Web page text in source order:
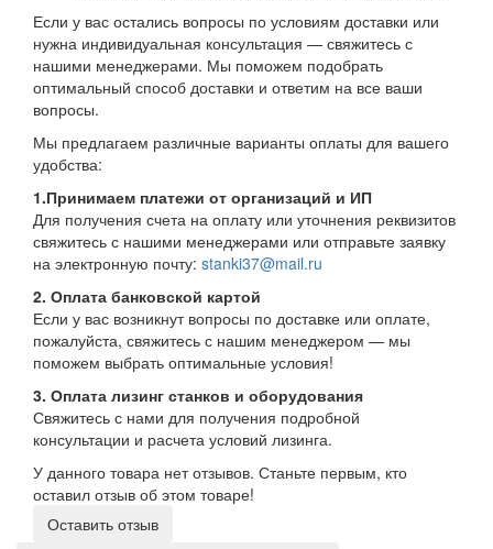
Если у вас остались вопросы по условиям доставки или
нужна индивидуальная консультация — свяжитесь с
нашими менеджерами. Мы поможем подобрать
оптимальный способ доставки и ответим на все ваши
вопросы.
Мы предлагаем различные варианты оплаты для вашего
удобства:
1.Принимаем платежи от организаций и ИП
Для получения счета на оплату или уточнения реквизитов
свяжитесь с нашими менеджерами или отправьте заявку
на электронную почту: stanki37@mail.ru
2. Оплата банковской картой
Если у вас возникнут вопросы по доставке или оплате,
пожалуйста, свяжитесь с нашим менеджером — мы
поможем выбрать оптимальные условия!
3. Оплата лизинг станков и оборудования
Свяжитесь с нами для получения подробной
консультации и расчета условий лизинга.
У данного товара нет отзывов. Станьте первым, кто
оставил отзыв об этом товаре!
Оставить отзыв